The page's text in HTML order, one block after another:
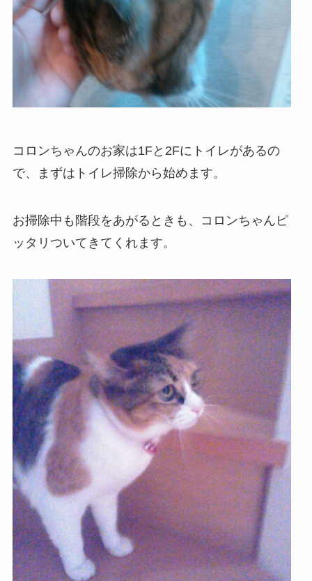
コロンちゃんのお家は1Fと2Fにトイレがあるの
で、まずはトイレ掃除から始めます。
お掃除中も階段をあがるときも、コロンちゃんピ
ッタリついてきてくれます。